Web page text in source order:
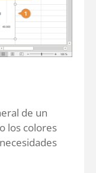
de un
los colores